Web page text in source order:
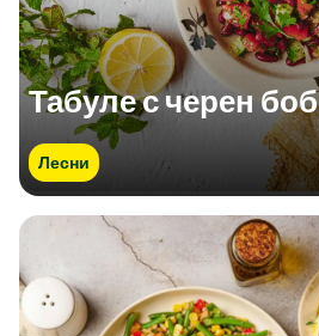
Табуле с черен боб
Лесни